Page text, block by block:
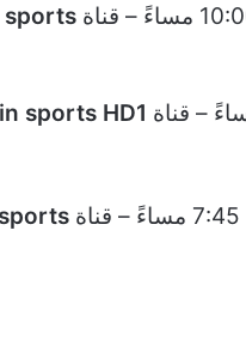
sports
sports HD1